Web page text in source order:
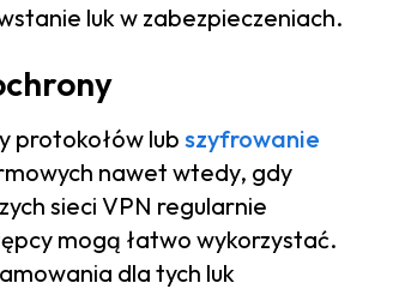
luk w zabezpieczeniach.
protokołów lub szyfrowanie
nawet wtedy, gdy
sieci VPN regularnie
mogą łatwo wykorzystać.
dla tych luk